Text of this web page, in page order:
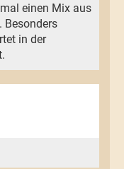
einen Mix aus
Besonders
in der